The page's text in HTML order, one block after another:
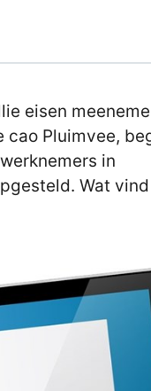
eisen
cao Pluimvee,
in
Wat